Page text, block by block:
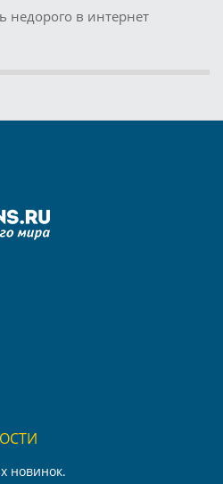
недорого в интернет
новинок.